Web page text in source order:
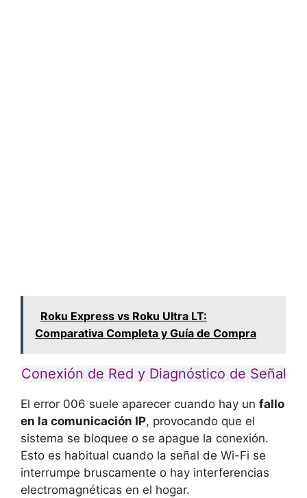
Roku Express vs Roku Ultra LT:
Comparativa Completa y Guía de Compra
Conexión de Red y Diagnóstico de Señal
El error 006 suele aparecer cuando hay un fallo
en la comunicación IP, provocando que el
sistema se bloquee o se apague la conexión.
Esto es habitual cuando la señal de Wi-Fi se
interrumpe bruscamente o hay interferencias
electromagnéticas en el hogar.